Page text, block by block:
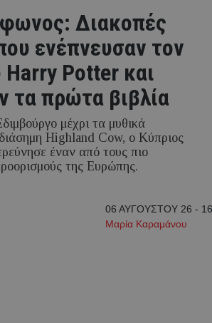
Διακοπές
ενέπνευσαν τον
Potter και
τα πρώτα βιβλία
μέχρι τα μυθικά
Highland Cow, ο Κύπριος
έναν από τους πιο
της Ευρώπης.
06 ΑΥΓΟΥΣΤΟΥ 26 -
Μαρία Καραμάνου